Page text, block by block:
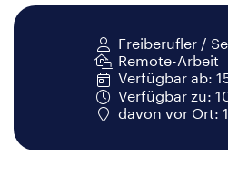
Freiberufler /
Remote-Arbeit
Verfügbar ab:
Verfügbar zu:
davon vor Ort: